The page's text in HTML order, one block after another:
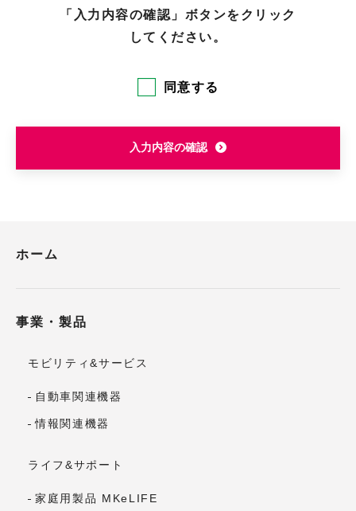
「入力内容の確認」ボタンをクリック
してください。
同意する
入力内容の確認
ホーム
事業・製品
モビリティ&サービス
自動車関連機器
情報関連機器
ライフ&サポート
家庭用製品 MKeLIFE